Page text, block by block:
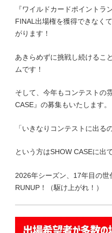
『ワイルドカードポイントラ
FINAL出場権を獲得できなく
がります！
あきらめずに挑戦し続けるこ
ムです！
そして、今年もコンテストの
CASE』の募集もいたします。
「いきなりコンテストに出る
という方はSHOW CASEに出
2026年シーズン、17年目の世
RUNUP！（駆け上がれ！）